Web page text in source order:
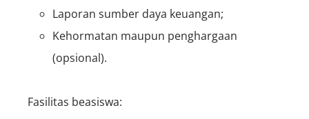
Laporan sumber daya keuangan;
Kehormatan maupun penghargaan
(opsional).
Fasilitas beasiswa: